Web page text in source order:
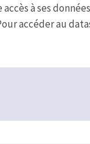
à ses
accéder au